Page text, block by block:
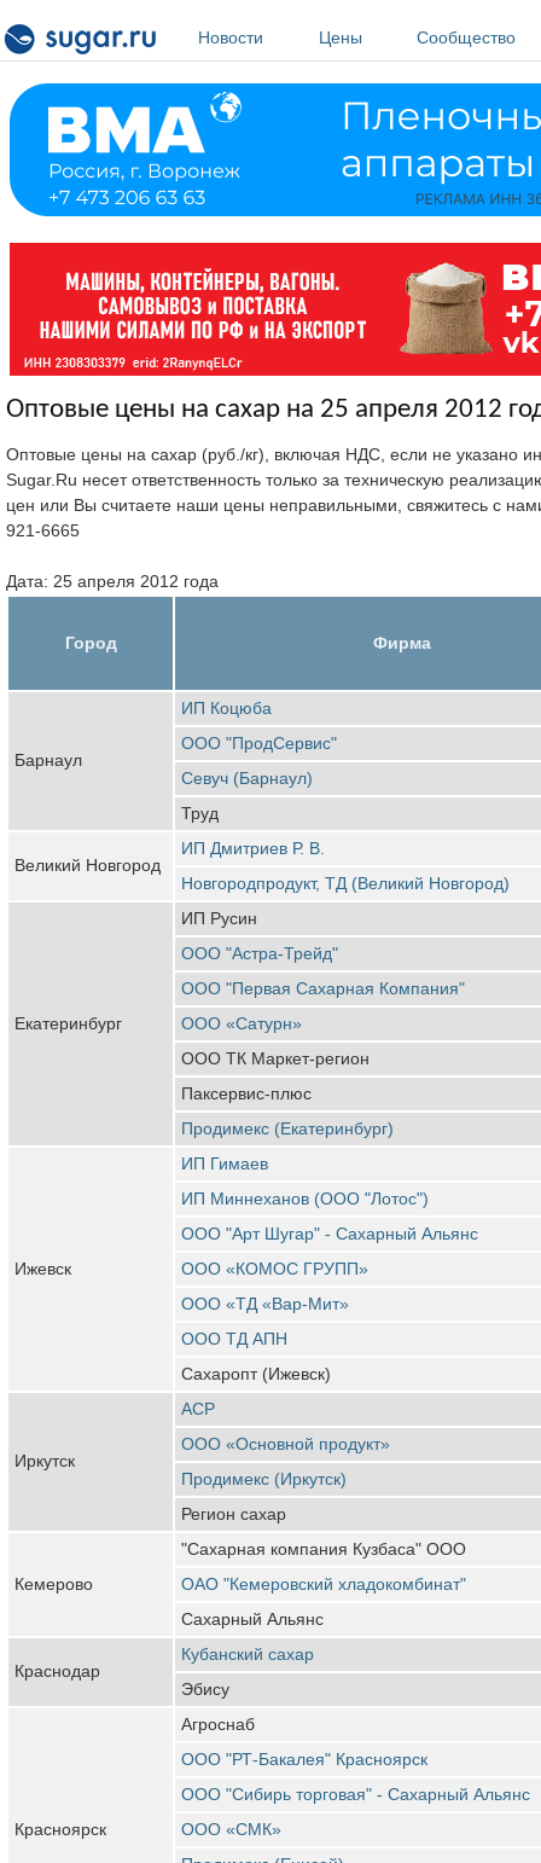
Новости
Цены Сообщество
Оптовые цены на сахар на 25 апреля 2012
Оптовые цены на сахар (руб./кг), включая НДС, если не указано
Sugar.Ru несет ответственность только за техническую
цен или Вы считаете наши цены неправильными, свяжитесь с
921-6665
Дата: 25 апреля 2012 года
Город Фирма
Барнаул
ИП Коцюба
ООО "ПродСервис"
Севуч (Барнаул)
Труд
Великий Новгород
ИП Дмитриев Р. В.
Новгородпродукт, ТД (Великий Новгород)
Екатеринбург
ИП Русин
ООО "Астра-Трейд"
ООО "Первая Сахарная Компания"
ООО «Сатурн»
ООО ТК Маркет-регион
Паксервис-плюс
Продимекс (Екатеринбург)
Ижевск
ИП Гимаев
ИП Миннеханов (ООО "Лотос")
ООО "Арт Шугар" - Сахарный Альянс
ООО «КОМОС ГРУПП»
ООО «ТД «Вар-Мит»
ООО ТД АПН
Сахаропт (Ижевск)
Иркутск
АСР
ООО «Основной продукт»
Продимекс (Иркутск)
Регион сахар
Кемерово
"Сахарная компания Кузбаса" ООО
ОАО "Кемеровский хладокомбинат"
Сахарный Альянс
Краснодар
Кубанский сахар
Эбису
Красноярск
Агроснаб
ООО "РТ-Бакалея" Красноярск
ООО "Сибирь торговая" - Сахарный Альянс
ООО «СМК»